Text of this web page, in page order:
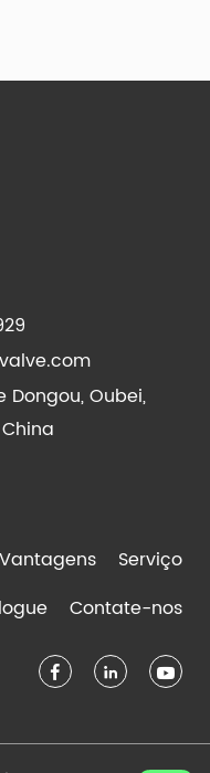
Dongou, Oubei,
Vantagens
Serviço
Contate-nos